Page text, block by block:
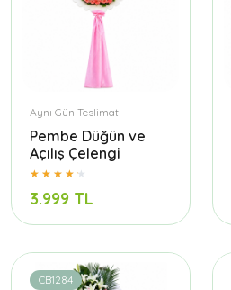
Aynı Gün Teslimat
Pembe Düğün ve
Açılış Çelengi
3.999 TL
CB1284